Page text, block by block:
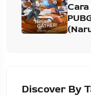
Discover By